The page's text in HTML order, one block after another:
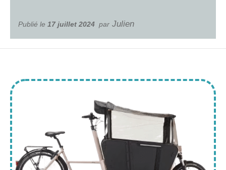
Publié le 17 juillet 2024 par Julien